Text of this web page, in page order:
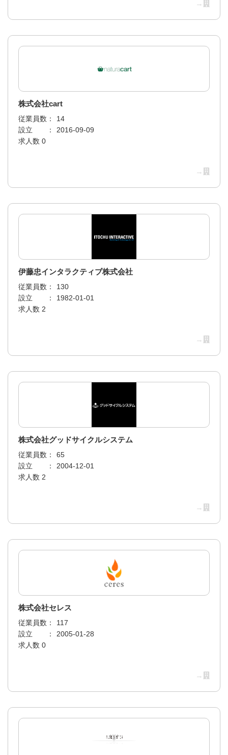
→
株式会社cart
従業員数：
14
設立 ：
2016-09-09
求人数 0
→
伊藤忠インタラクティブ株式会社
従業員数：
130
設立 ：
1982-01-01
求人数 2
→
株式会社グッドサイクルシステム
従業員数：
65
設立 ：
2004-12-01
求人数 2
→
株式会社セレス
従業員数：
117
設立 ：
2005-01-28
求人数 0
→